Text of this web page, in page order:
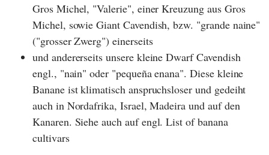
Gros Michel, "Valerie", einer Kreuzung aus Gros
Michel, sowie Giant Cavendish, bzw. "grande naine"
("grosser Zwerg") einerseits
und andererseits unsere kleine Dwarf Cavendish
engl., "nain" oder "pequeña enana". Diese kleine
Banane ist klimatisch anspruchsloser und gedeiht
auch in Nordafrika, Israel, Madeira und auf den
Kanaren. Siehe auch auf engl. List of banana
cultivars